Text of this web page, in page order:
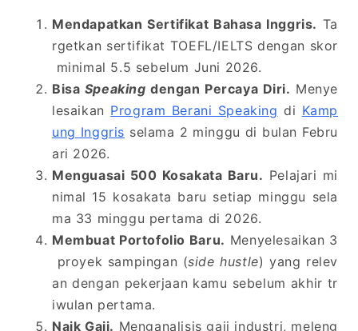
Mendapatkan Sertifikat Bahasa Inggris. Ta
rgetkan sertifikat TOEFL/IELTS dengan skor
minimal 5.5 sebelum Juni 2026.
Bisa Speaking dengan Percaya Diri. Menye
lesaikan Program Berani Speaking di Kamp
ung Inggris selama 2 minggu di bulan Febru
ari 2026.
Menguasai 500 Kosakata Baru. Pelajari mi
nimal 15 kosakata baru setiap minggu sela
ma 33 minggu pertama di 2026.
Membuat Portofolio Baru. Menyelesaikan 3
proyek sampingan (side hustle) yang relev
an dengan pekerjaan kamu sebelum akhir tr
iwulan pertama.
Naik Gaji. Menganalisis gaji industri, meleng